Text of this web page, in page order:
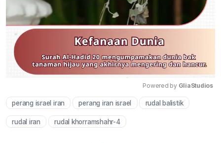
Mute
Powered by GliaStudios
perang israel iran perang iran israel rudal balistik
rudal iran rudal khorramshahr-4